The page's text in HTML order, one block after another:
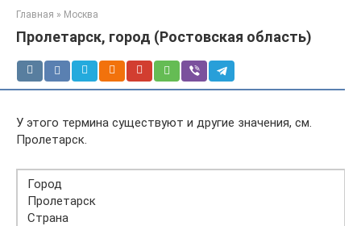
Главная » Москва
Пролетарск, город (Ростовская область)
У этого термина существуют и другие значения, см.
Пролетарск.
Город
Пролетарск
Страна